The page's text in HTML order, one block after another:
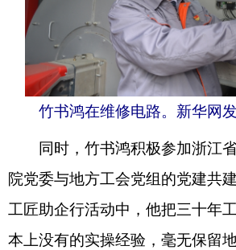
竹书鸿在维修电路。新华网发
同时，竹书鸿积极参加浙江省
院党委与地方工会党组的党建共
工匠助企行活动中，他把三十年
本上没有的实操经验，毫无保留